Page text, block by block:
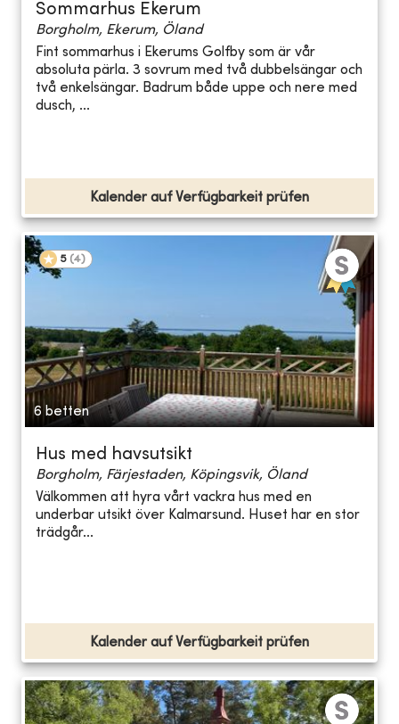
Sommarhus Ekerum
Borgholm, Ekerum, Öland
Fint sommarhus i Ekerums Golfby som är vår
absoluta pärla. 3 sovrum med två dubbelsängar och
två enkelsängar. Badrum både uppe och nere med
dusch, ...
Kalender auf Verfügbarkeit prüfen
5 (4)
6 betten
Hus med havsutsikt
Borgholm, Färjestaden, Köpingsvik, Öland
Välkommen att hyra vårt vackra hus med en
underbar utsikt över Kalmarsund. Huset har en stor
trädgår...
Kalender auf Verfügbarkeit prüfen